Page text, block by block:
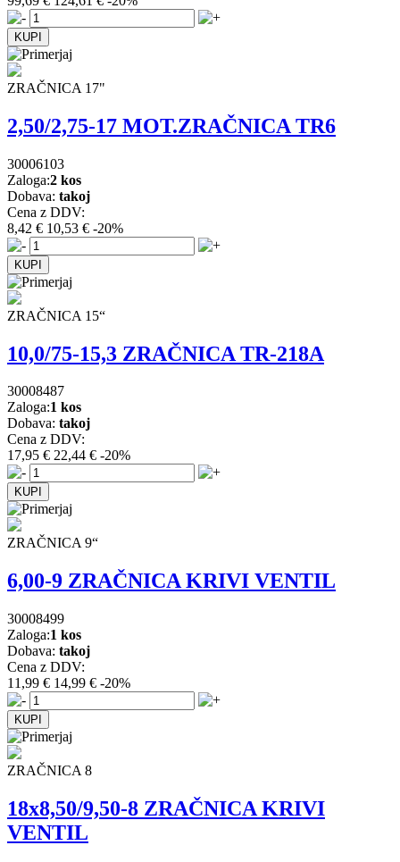
ZRAČNICA 17"
2,50/2,75-17 MOT.ZRAČNICA TR6
30006103
Zaloga:2 kos
Dobava: takoj
Cena z DDV:
8,42 € 10,53 € -20%
ZRAČNICA 15“
10,0/75-15,3 ZRAČNICA TR-218A
30008487
Zaloga:1 kos
Dobava: takoj
Cena z DDV:
17,95 € 22,44 € -20%
ZRAČNICA 9“
6,00-9 ZRAČNICA KRIVI VENTIL
30008499
Zaloga:1 kos
Dobava: takoj
Cena z DDV:
11,99 € 14,99 € -20%
ZRAČNICA 8
18x8,50/9,50-8 ZRAČNICA KRIVI
VENTIL